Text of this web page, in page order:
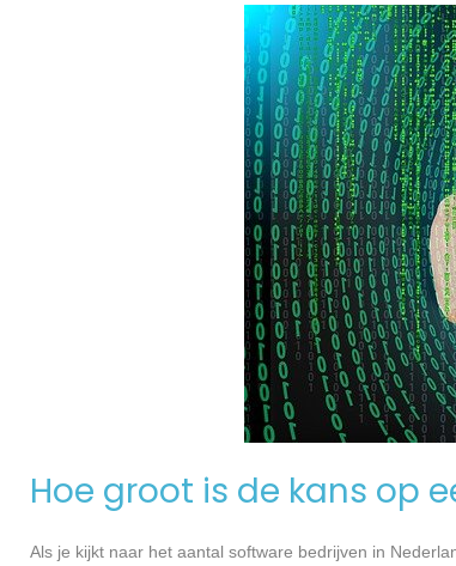
Hoe groot is de kans op
Als je kijkt naar het aantal software bedrijven in